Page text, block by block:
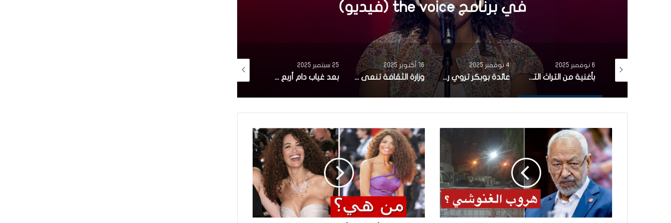
أول ظهور إعلامي منذ 20 سنة
4 نوفمبر 2025
عائدة بوبكر تروي رحلتها من الفن إلى الحجاب في أول ظهور إعلامي منذ 20 سنة
16 أكتوبر 2025
وزارة الثقافة تنعى الممثل علي الفارسي
25 سبتمبر 2025
بعد غياب دام أربع سنوات..سامي الفهري يعلن عن مسلسل جديد بعوان “هاذي آخرتها”
24 سبتمبر 2025
سمير الوافي يعلن عن وفاة شقيقه ماهر:”فاجعة كبيرة.. رحل عنا في عز شبابه”